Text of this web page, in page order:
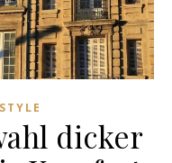
STYLE
dicker